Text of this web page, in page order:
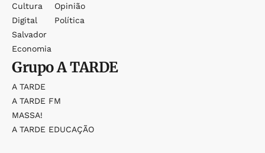
Cultura
Digital
Salvador
Economia
Opinião
Política
GrupoA TARDE
A TARDE
A TARDE FM
MASSA!
A TARDE EDUCAÇÃO